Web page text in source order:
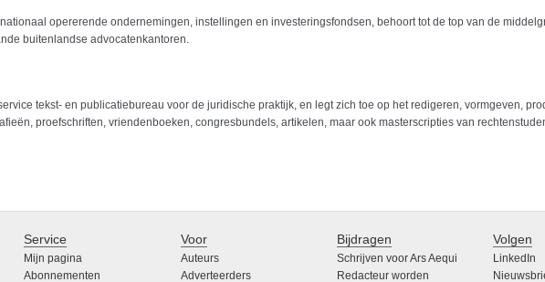
opererende ondernemingen, instellingen en investeringsfondsen, behoort tot de top van de
buitenlandse advocatenkantoren.
tekst- en publicatiebureau voor de juridische praktijk, en legt zich toe op het redigeren, vormgeven,
proefschriften, vriendenboeken, congresbundels, artikelen, maar ook masterscripties van
Service
Mijn pagina
Abonnementen
Voor
Auteurs
Adverteerders
Bijdragen
Schrijven voor Ars Aequi
Redacteur worden
Volgen
LinkedIn